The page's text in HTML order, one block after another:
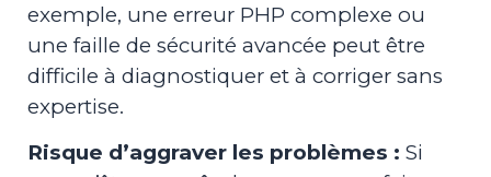
exemple, une erreur PHP complexe ou
une faille de sécurité avancée peut être
difficile à diagnostiquer et à corriger sans
expertise.
Risque d’aggraver les problèmes : Si